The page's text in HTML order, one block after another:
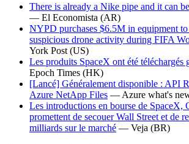
There is already a Nike pipe and it can
— El Economista (AR)
NYPD purchases $6.5M in equipment to
suspicious drone activity during FIFA
York Post (US)
Les produits SpaceX ont été téléchargés
Epoch Times (HK)
[Lancé] Généralement disponible : API
Azure NetApp Files — Azure what's
Les introductions en bourse de
promettent de secouer Wall Street et de
milliards sur le marché — Veja (BR)